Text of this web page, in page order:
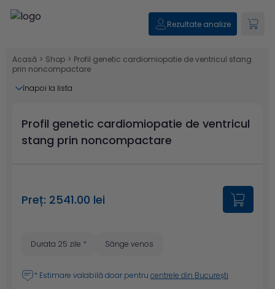
Rezultate analize
Acasă > Shop > Profil genetic cardiomiopatie de ventricul stang
prin noncompactare
înapoi la lista
Profil genetic cardiomiopatie de ventricul
stang prin noncompactare
Preț: 2541.00 lei
Durata 25 zile * Sânge venos
* Estimare valabilă doar pentru centrele din București